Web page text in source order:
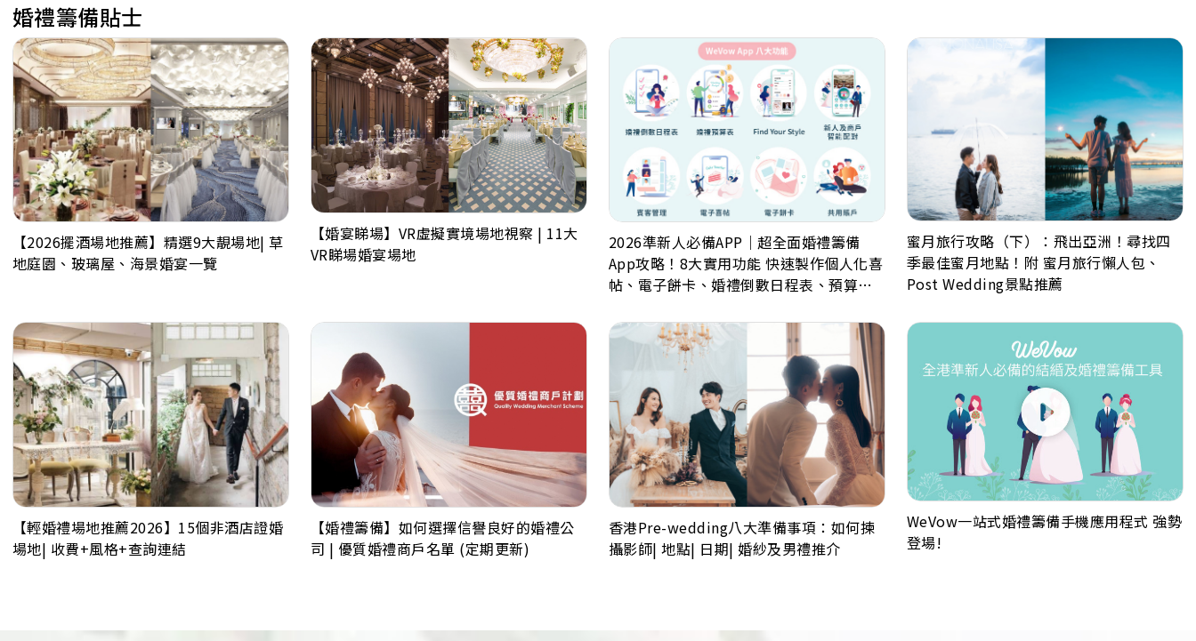
婚禮籌備貼士
【2026擺酒場地推薦】精選9大靚場地| 草
地庭園、玻璃屋、海景婚宴一覽
【婚宴睇場】VR虛擬實境場地視察 | 11大
VR睇場婚宴場地
2026準新人必備APP｜超全面婚禮籌備
App攻略！8大實用功能 快速製作個人化喜
帖、電子餅卡、婚禮倒數日程表、預算
蜜月旅行攻略（下）：飛出亞洲！尋找四
季最佳蜜月地點！附 蜜月旅行懶人包、
Post Wedding景點推薦
【輕婚禮場地推薦2026】15個非酒店證婚
場地| 收費+風格+查詢連結
【婚禮籌備】如何選擇信譽良好的婚禮公
司 | 優質婚禮商戶名單 (定期更新)
香港Pre-wedding八大準備事項：如何揀
攝影師| 地點| 日期| 婚紗及男禮推介
WeVow一站式婚禮籌備手機應用程式 強勢
登場!